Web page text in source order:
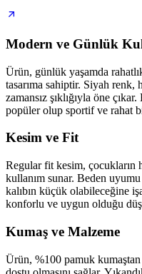
Modern ve Günlük
Ürün, günlük yaşamda
tasarıma sahiptir. Siyah
zamansız şıklığıyla öne
popüler olup sportif ve rahat
Kesim ve Fit
Regular fit kesim, çocukların
kullanım sunar. Beden
kalıbın küçük olabileceğine
konforlu ve uygun olduğu
Kumaş ve Malzeme
Ürün, %100 pamuk